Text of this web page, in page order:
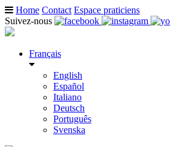
Home Contact Espace praticiens
Suivez-nous
Français
English
Español
Italiano
Deutsch
Português
Svenska